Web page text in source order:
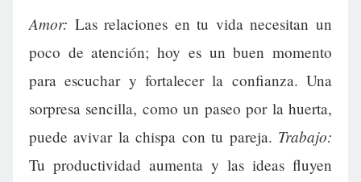
Amor: Las relaciones en tu vida necesitan un
poco de atención; hoy es un buen momento
para escuchar y fortalecer la confianza. Una
sorpresa sencilla, como un paseo por la huerta,
puede avivar la chispa con tu pareja. Trabajo:
Tu productividad aumenta y las ideas fluyen